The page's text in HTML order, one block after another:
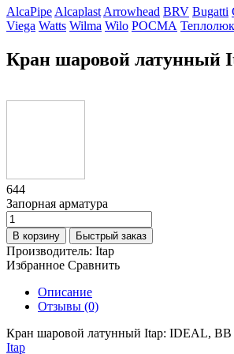
AlcaPipe Alcaplast Arrowhead BRV Bugatti
Viega Watts Wilma Wilo РОСМА
Кран шаровой латунный
644
Запорная арматура
В корзину Быстрый заказ
Производитель: Itap
Избранное Сравнить
Описание
Отзывы (0)
Кран шаровой латунный Itap: IDEAL, ВВ
Itap